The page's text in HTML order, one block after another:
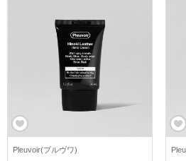
Pleuvoir(プルヴワ)